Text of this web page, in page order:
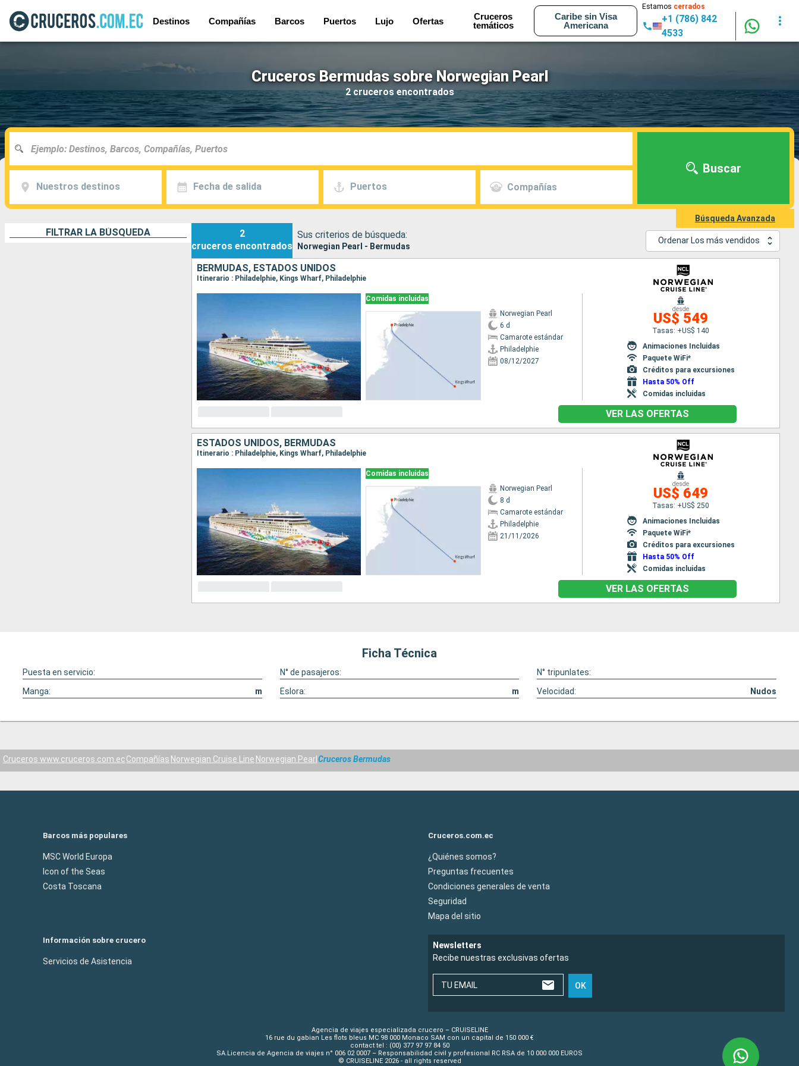
Destinos Compañías Barcos Puertos Lujo Ofertas
Cruceros
temáticos
Caribe sin Visa
Americana
Estamos cerrados
+1 (786) 842
4533
Cruceros Bermudas sobre Norwegian Pearl
2 cruceros encontrados
Nuestros destinos Fecha de salida Puertos Compañías
Buscar
Búsqueda Avanzada
FILTRAR LA BÚSQUEDA
2
cruceros encontrados
Sus criterios de búsqueda:
Norwegian Pearl - Bermudas
Ordenar Los más vendidos
BERMUDAS, ESTADOS UNIDOS
Itinerario : Philadelphie, Kings Wharf, Philadelphie
Comidas incluidas
Norwegian Pearl
6 d
Camarote estándar
Philadelphie
08/12/2027
desde
US$ 549
Tasas: +US$ 140
Animaciones Incluidas
Paquete WiFi*
Créditos para excursiones
Hasta 50% Off
Comidas incluidas
VER LAS OFERTAS
ESTADOS UNIDOS, BERMUDAS
Itinerario : Philadelphie, Kings Wharf, Philadelphie
Comidas incluidas
Norwegian Pearl
8 d
Camarote estándar
Philadelphie
21/11/2026
desde
US$ 649
Tasas: +US$ 250
Animaciones Incluidas
Paquete WiFi*
Créditos para excursiones
Hasta 50% Off
Comidas incluidas
VER LAS OFERTAS
Ficha Técnica
Puesta en servicio: N° de pasajeros:
N° tripunlates:
Manga:
m Eslora: m Velocidad: Nudos
Cruceros www.cruceros.com.ecCompañías Norwegian Cruise Line Norwegian Pearl Cruceros Bermudas
Barcos más populares
MSC World Europa
Icon of the Seas
Costa Toscana
Cruceros.com.ec
¿Quiénes somos?
Preguntas frecuentes
Condiciones generales de venta
Seguridad
Mapa del sitio
Información sobre crucero
Servicios de Asistencia
Newsletters
Recibe nuestras exclusivas ofertas
TU EMAIL OK
Agencia de viajes especializada crucero – CRUISELINE
16 rue du gabian Les flots bleus MC 98 000 Monaco SAM con un capital de 150 000 €
contact tel : (00) 377 97 97 84 50
SA.Licencia de Agencia de viajes n° 006 02 0007 – Responsabilidad civil y profesional RC RSA de 10 000 000 EUROS
© CRUISELINE 2026 - all rights reserved